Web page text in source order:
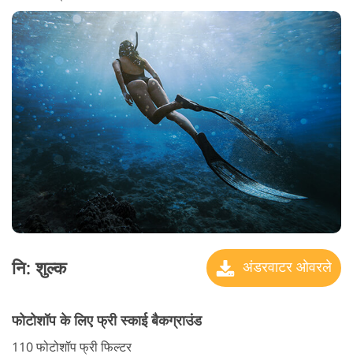
नि: शुल्क अंडरवाटर ओवरले
फोटोशॉप के लिए फ्री स्काई बैकग्राउंड
110 फोटोशॉप फ्री फिल्टर